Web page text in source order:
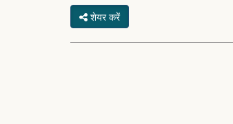
शेयर करें